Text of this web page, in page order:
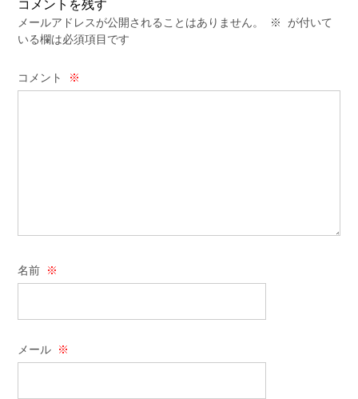
コメントを残す
メールアドレスが公開されることはありません。 ※
が付いて
いる欄は必須項目です
コメント ※
名前 ※
メール ※